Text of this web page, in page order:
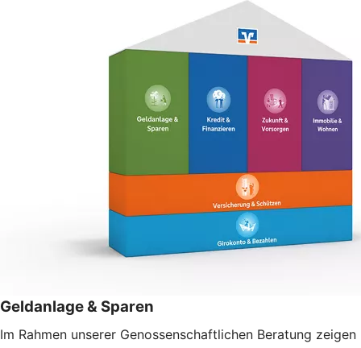
Geldanlage & Sparen
Im Rahmen unserer Genossenschaftlichen Beratung zeigen